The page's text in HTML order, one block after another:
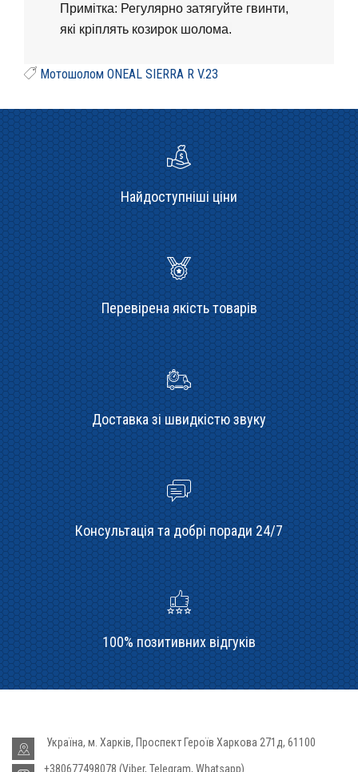
Примітка: Регулярно затягуйте гвинти,
які кріплять козирок шолома.
Мотошолом ONEAL SIERRA R V.23
Найдоступніші ціни
Перевірена якість товарів
Доставка зі швидкістю звуку
Консультація та добрі поради 24/7
100% позитивних відгуків
Україна, м. Харків, Проспект Героїв Харкова 271д, 61100
+380677498078 (Viber, Telegram, Whatsapp)